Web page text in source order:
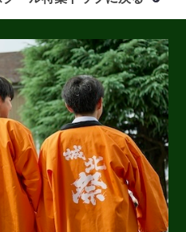
見た学校
ません